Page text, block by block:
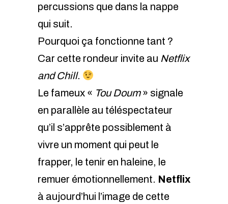
percussions que dans la nappe
qui suit.
Pourquoi ça fonctionne tant ?
Car cette rondeur invite au Netflix
and Chill.
Le fameux « Tou Doum» signale
en parallèle au téléspectateur
qu’il s’apprête possiblement à
vivre un moment qui peut le
frapper, le tenir en haleine, le
remuer émotionnellement. Netflix
à aujourd’hui l’image de cette